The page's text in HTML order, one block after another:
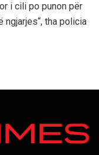
i cili po punon për
tha policia